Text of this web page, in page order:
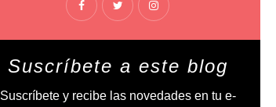
Suscríbete a este blog
Suscríbete y recibe las novedades en tu e-